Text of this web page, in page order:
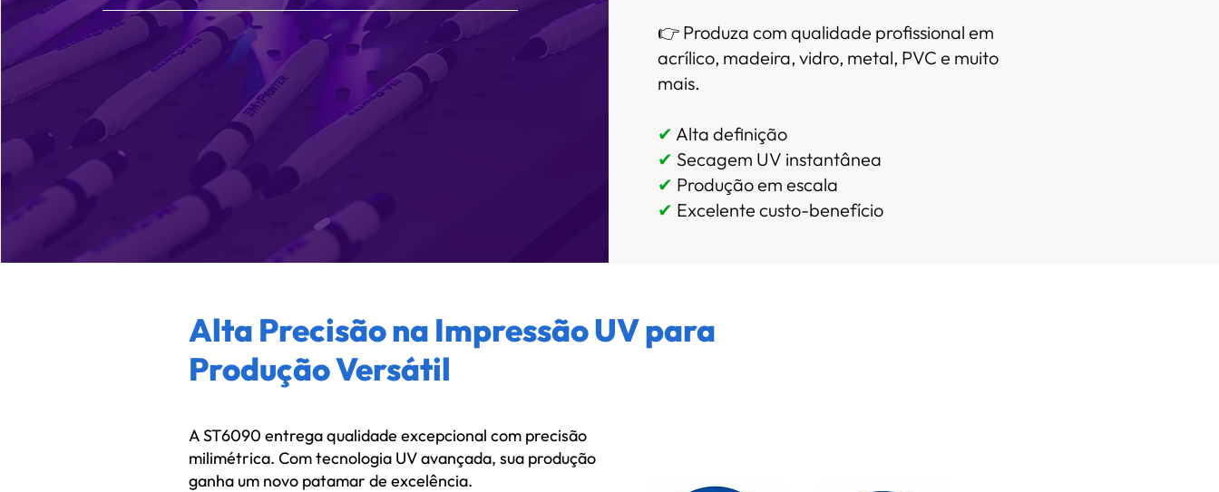
👉 Produza com qualidade profissional em
acrílico, madeira, vidro, metal, PVC e muito
mais.
✔ Alta definição
✔ Secagem UV instantânea
✔ Produção em escala
✔ Excelente custo-benefício
Alta Precisão na Impressão UV para
Produção Versátil
A ST6090 entrega qualidade excepcional com precisão
milimétrica. Com tecnologia UV avançada, sua produção
ganha um novo patamar de excelência.